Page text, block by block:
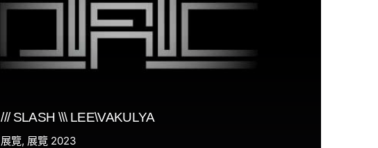
/// SLASH \\\ LEE\VAKULYA
展覽 展覽 2023